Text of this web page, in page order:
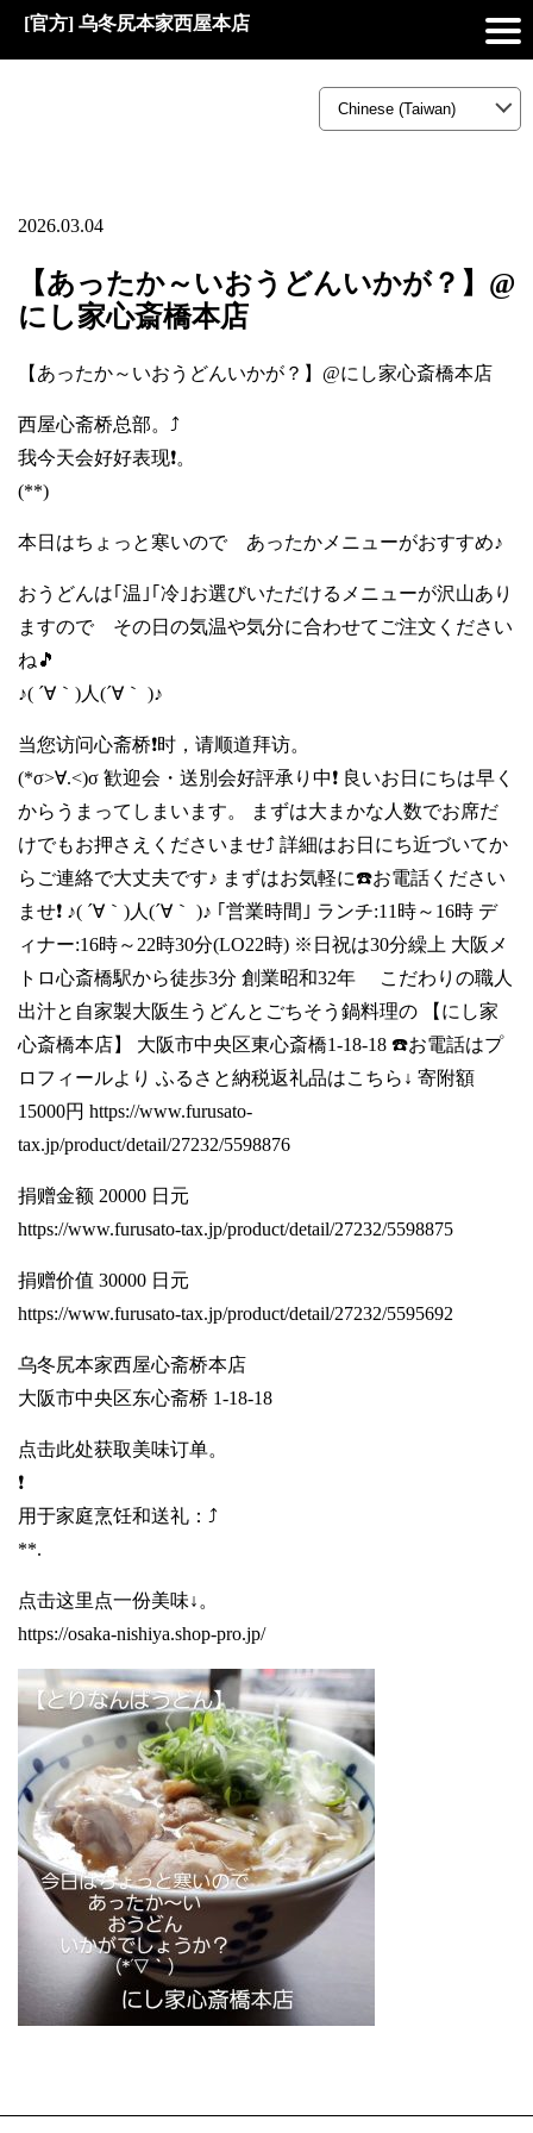
[官方] 乌冬尻本家西屋本店
2026.03.04
【あったか～いおうどんいかが？】@
にし家心斎橋本店
【あったか～いおうどんいかが？】@にし家心斎橋本店
西屋心斋桥总部。⤴️
我今天会好好表现❗。
(**)
本日はちょっと寒いので あったかメニューがおすすめ♪
おうどんは｢温｣｢冷｣お選びいただけるメニューが沢山あり
ますので その日の気温や気分に合わせてご注文ください
ね🎵
♪( ´∀｀)人(´∀｀ )♪
当您访问心斋桥❗时，请顺道拜访。
(*σ>∀.<)σ 歓迎会・送別会好評承り中❗ 良いお日にちは早く
からうまってしまいます。 まずは大まかな人数でお席だ
けでもお押さえくださいませ⤴️ 詳細はお日にち近づいてか
らご連絡で大丈夫です♪ まずはお気軽に☎️お電話ください
ませ❗ ♪( ´∀｀)人(´∀｀ )♪ ｢営業時間｣ ランチ:11時～16時 デ
ィナー:16時～22時30分(LO22時) ※日祝は30分繰上 大阪メ
トロ心斎橋駅から徒歩3分 創業昭和32年 こだわりの職人
出汁と自家製大阪生うどんとごちそう鍋料理の 【にし家
心斎橋本店】 大阪市中央区東心斎橋1-18-18 ☎️お電話はプ
ロフィールより ふるさと納税返礼品はこちら↓ 寄附額
15000円 https://www.furusato-
tax.jp/product/detail/27232/5598876
捐赠金额 20000 日元
https://www.furusato-tax.jp/product/detail/27232/5598875
捐赠价值 30000 日元
https://www.furusato-tax.jp/product/detail/27232/5595692
乌冬尻本家西屋心斋桥本店
大阪市中央区东心斋桥 1-18-18
点击此处获取美味订单。
❗️
用于家庭烹饪和送礼：⤴️
**.
点击这里点一份美味↓。
https://osaka-nishiya.shop-pro.jp/